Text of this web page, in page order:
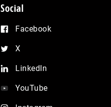
Social
Facebook
X
LinkedIn
YouTube